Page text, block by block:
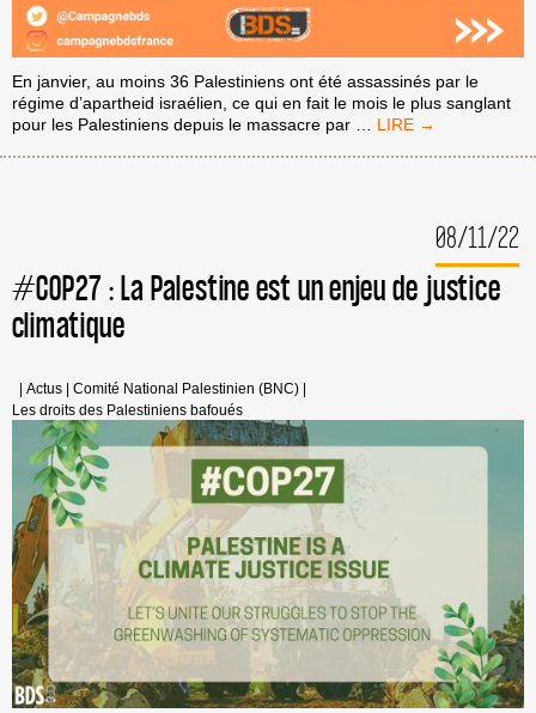
En janvier, au moins 36 Palestiniens ont été assassinés par le
régime d’apartheid israélien, ce qui en fait le mois le plus sanglant
pour les Palestiniens depuis le massacre par
SOLIDARITÉ
AIDER
À
08/11/22
#COP27 : La Palestine est un enjeu de justice
climatique
Actus| Comité National Palestinien (BNC)|
Les droits des Palestiniens bafoués